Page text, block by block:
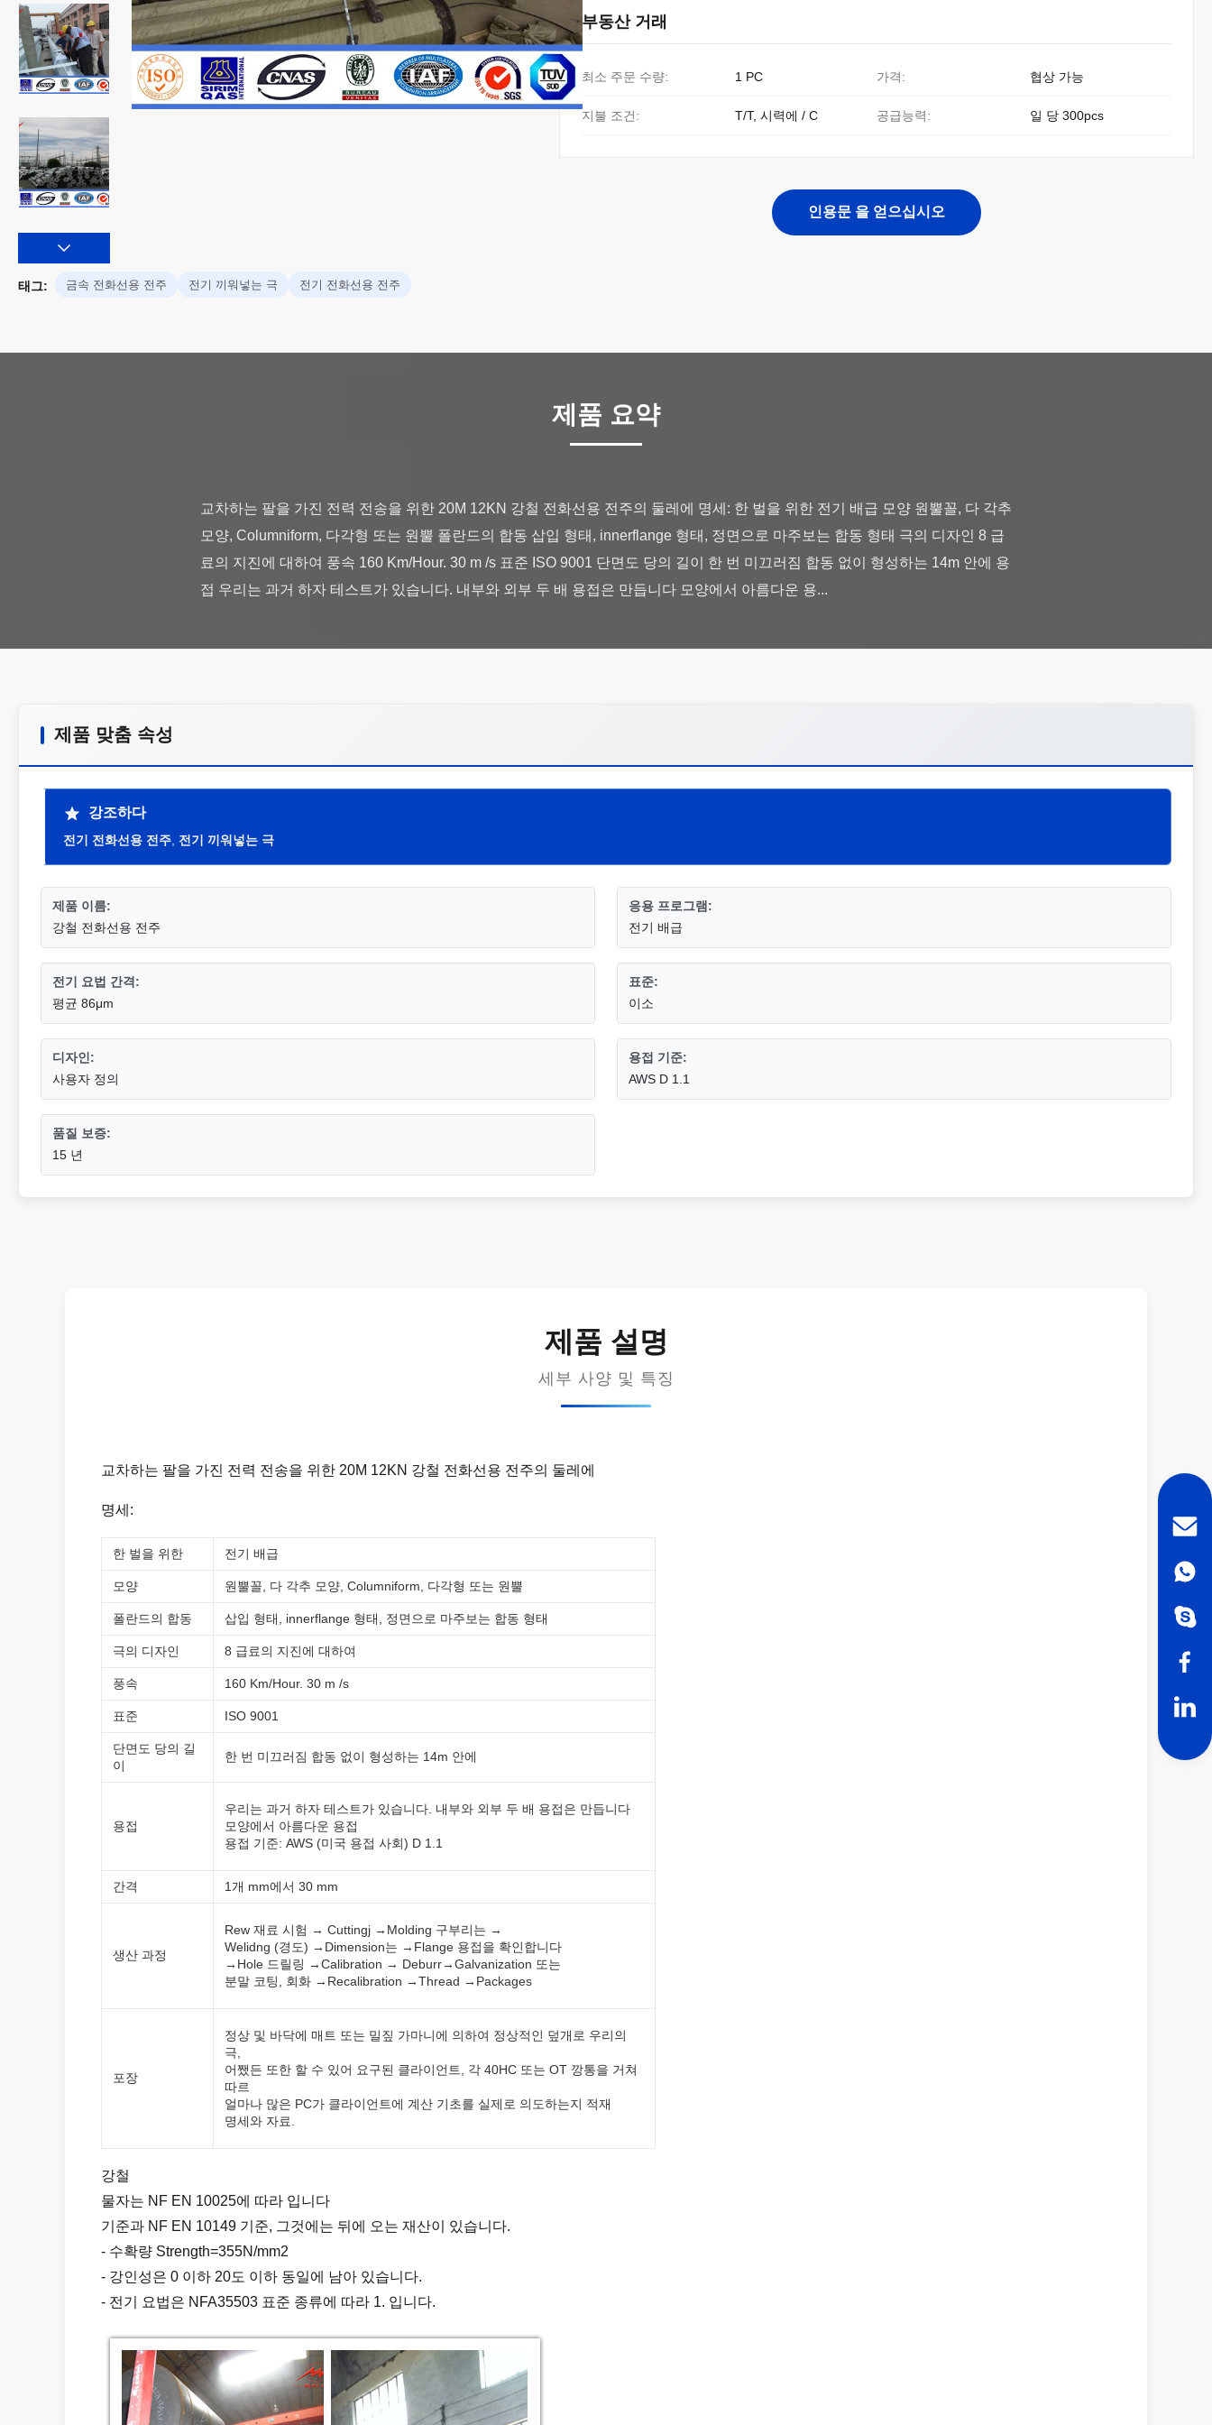
부동산 거래
최소 주문 수량: 1 PC 가격: 협상 가능
지불 조건: T/T, 시력에 / C 공급능력: 일 당 300pcs
인용문 을 얻으십시오
태그: 금속 전화선용 전주 전기 끼워넣는 극 전기 전화선용 전주
제품 요약
교차하는 팔을 가진 전력 전송을 위한 20M 12KN 강철 전화선용 전주의 둘레에 명세: 한 벌을 위한 전기 배급 모양 원뿔꼴, 다 각추
모양, Columniform, 다각형 또는 원뿔 폴란드의 합동 삽입 형태, innerflange 형태, 정면으로 마주보는 합동 형태 극의 디자인 8 급
료의 지진에 대하여 풍속 160 Km/Hour. 30 m /s 표준 ISO 9001 단면도 당의 길이 한 번 미끄러짐 합동 없이 형성하는 14m 안에 용
제품 맞춤 속성
강조하다
전기 전화선용 전주 전기 끼워넣는 극
제품 이름:
강철 전화선용 전주
응용 프로그램:
전기 배급
전기 요법 간격:
평균 86μm
표준:
이소
디자인:
사용자 정의
용접 기준:
AWS D 1.1
품질 보증:
15 년
제품 설명
세부 사양 및 특징
교차하는 팔을 가진 전력 전송을 위한 20M 12KN 강철 전화선용 전주의 둘레에
명세:
한 벌을 위한 전기 배급
모양 원뿔꼴, 다 각추 모양, Columniform, 다각형 또는 원뿔
폴란드의 합동 삽입 형태, innerflange 형태, 정면으로 마주보는 합동 형태
극의 디자인 8 급료의 지진에 대하여
풍속 160 Km/Hour. 30 m /s
표준 ISO 9001
단면도 당의 길
이
한 번 미끄러짐 합동 없이 형성하는 14m 안에
용접
우리는 과거 하자 테스트가 있습니다. 내부와 외부 두 배 용접은 만듭니다
모양에서 아름다운 용접
용접 기준: AWS (미국 용접 사회) D 1.1
간격 1개 mm에서 30 mm
생산 과정
Rew 재료 시험 → Cuttingj →Molding 구부리는 →
Welidng (경도) →Dimension는 →Flange 용접을 확인합니다
→Hole 드릴링 →Calibration → Deburr→Galvanization 또는
분말 코팅, 회화 →Recalibration →Thread →Packages
포장
정상 및 바닥에 매트 또는 밀짚 가마니에 의하여 정상적인 덮개로 우리의
극,
어쨌든 또한 할 수 있어 요구된 클라이언트, 각 40HC 또는 OT 깡통을 거쳐
따르
얼마나 많은 PC가 클라이언트에 계산 기초를 실제로 의도하는지 적재
명세와 자료.
강철
물자는 NF EN 10025에 따라 입니다
기준과 NF EN 10149 기준, 그것에는 뒤에 오는 재산이 있습니다.
- 수확량 Strength=355N/mm2
- 강인성은 0 이하 20도 이하 동일에 남아 있습니다.
- 전기 요법은 NFA35503 표준 종류에 따라 1. 입니다.